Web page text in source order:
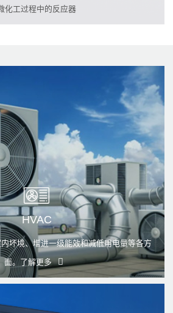
化工过程中的反应器
HVAC
坏境、增进一级能效和减低用电量等各方
面。了解更多